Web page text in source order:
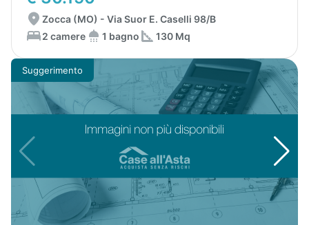
Zocca (MO) - Via Suor E. Caselli 98/B
2 camere
1 bagno 130 Mq
Suggerimento